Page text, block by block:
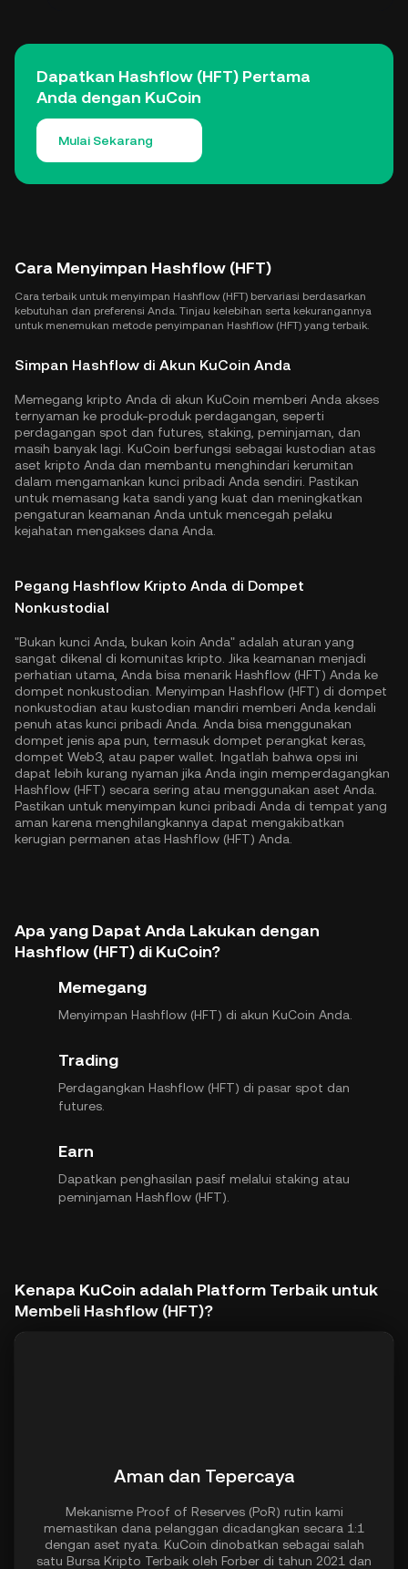
Dapatkan Hashflow (HFT) Pertama
Anda dengan KuCoin
Mulai Sekarang
Cara Menyimpan Hashflow (HFT)
Cara terbaik untuk menyimpan Hashflow (HFT) bervariasi berdasarkan
kebutuhan dan preferensi Anda. Tinjau kelebihan serta kekurangannya
untuk menemukan metode penyimpanan Hashflow (HFT) yang terbaik.
Simpan Hashflow di Akun KuCoin Anda
Memegang kripto Anda di akun KuCoin memberi Anda akses
ternyaman ke produk-produk perdagangan, seperti
perdagangan spot dan futures, staking, peminjaman, dan
masih banyak lagi. KuCoin berfungsi sebagai kustodian atas
aset kripto Anda dan membantu menghindari kerumitan
dalam mengamankan kunci pribadi Anda sendiri. Pastikan
untuk memasang kata sandi yang kuat dan meningkatkan
pengaturan keamanan Anda untuk mencegah pelaku
kejahatan mengakses dana Anda.
Pegang Hashflow Kripto Anda di Dompet
Nonkustodial
"Bukan kunci Anda, bukan koin Anda" adalah aturan yang
sangat dikenal di komunitas kripto. Jika keamanan menjadi
perhatian utama, Anda bisa menarik Hashflow (HFT) Anda ke
dompet nonkustodian. Menyimpan Hashflow (HFT) di dompet
nonkustodian atau kustodian mandiri memberi Anda kendali
penuh atas kunci pribadi Anda. Anda bisa menggunakan
dompet jenis apa pun, termasuk dompet perangkat keras,
dompet Web3, atau paper wallet. Ingatlah bahwa opsi ini
dapat lebih kurang nyaman jika Anda ingin memperdagangkan
Hashflow (HFT) secara sering atau menggunakan aset Anda.
Pastikan untuk menyimpan kunci pribadi Anda di tempat yang
aman karena menghilangkannya dapat mengakibatkan
kerugian permanen atas Hashflow (HFT) Anda.
Apa yang Dapat Anda Lakukan dengan
Hashflow (HFT) di KuCoin?
Memegang
Menyimpan Hashflow (HFT) di akun KuCoin Anda.
Trading
Perdagangkan Hashflow (HFT) di pasar spot dan
futures.
Earn
Dapatkan penghasilan pasif melalui staking atau
peminjaman Hashflow (HFT).
Kenapa KuCoin adalah Platform Terbaik untuk
Membeli Hashflow (HFT)?
Aman dan Tepercaya
Mekanisme Proof of Reserves (PoR) rutin kami
memastikan dana pelanggan dicadangkan secara 1:1
dengan aset nyata. KuCoin dinobatkan sebagai salah
satu Bursa Kripto Terbaik oleh Forber di tahun 2021 dan